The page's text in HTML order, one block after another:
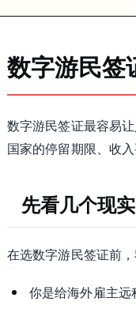
料和适用活动要以泰
项目，MDEC 官方页面
，且不可延长。如果你把
数字游民签
数字游民签证最容易
国家的停留期限、收
先看几个现
在选数字游民签证前
你是给海外雇主远